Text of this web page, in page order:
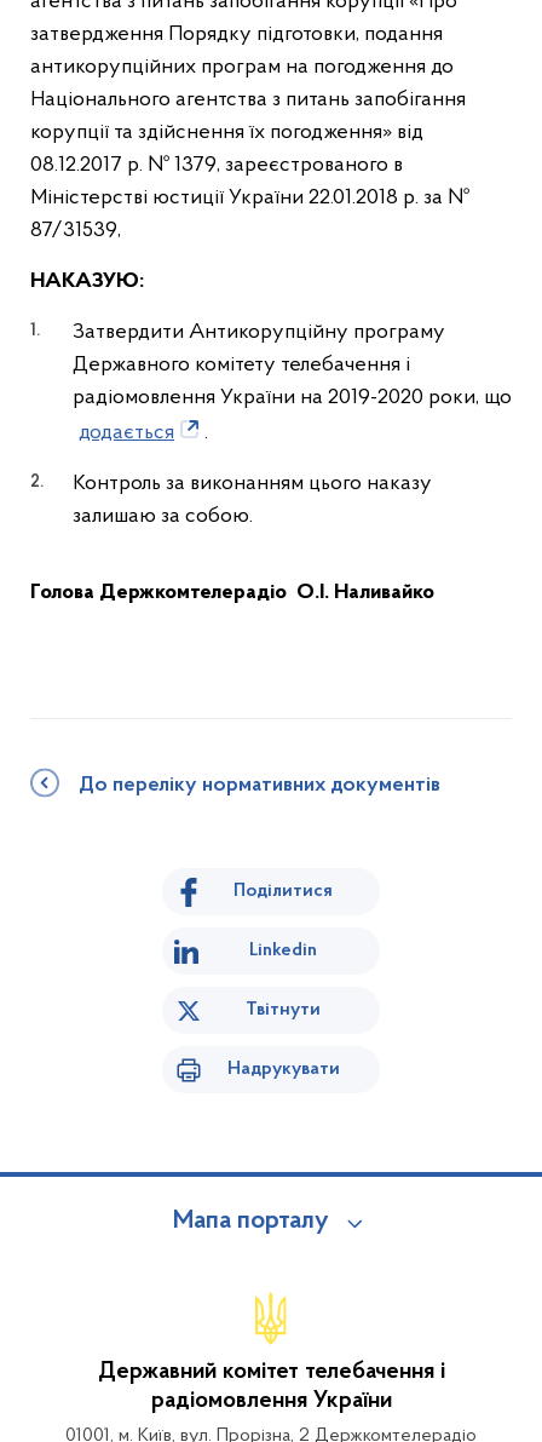
затвердження Порядку підготовки, подання
антикорупційних програм на погодження до
Національного агентства з питань запобігання
корупції та здійснення їх погодження» від
08.12.2017 р. № 1379, зареєстрованого в
Міністерстві юстиції України 22.01.2018 р. за №
87/31539,
НАКАЗУЮ:
Затвердити Антикорупційну програму
Державного комітету телебачення і
радіомовлення України на 2019-2020 роки, що
додається
.
Контроль за виконанням цього наказу
залишаю за собою.
Голова Держкомтелерадіо О.І. Наливайко
До переліку нормативних документів
Поділитися
Linkedin
Твітнути
Надрукувати
Мапа порталу
Державний комітет телебачення і
радіомовлення України
01001, м. Київ, вул. Прорізна, 2 Держкомтелерадіо